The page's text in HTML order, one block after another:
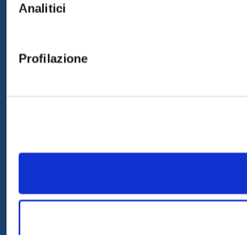
Analitici
Profilazione